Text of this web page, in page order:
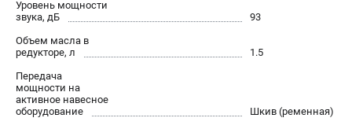
Уровень мощности
звука, дБ
93
Объем масла в
редукторе, л
1.5
Передача
мощности на
активное навесное
оборудование
Шкив (ременная)